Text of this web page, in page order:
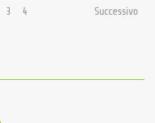
3 4 Successivo